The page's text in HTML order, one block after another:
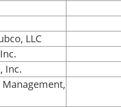
LLC
Inc.
Management,